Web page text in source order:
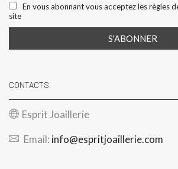
En vous abonnant vous acceptez les règles
site
CONTACTS
Esprit Joaillerie
Email: info@espritjoaillerie.com